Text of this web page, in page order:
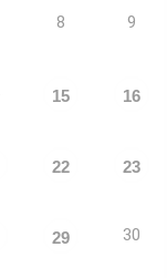
8 9
15 16
22 23
29 30